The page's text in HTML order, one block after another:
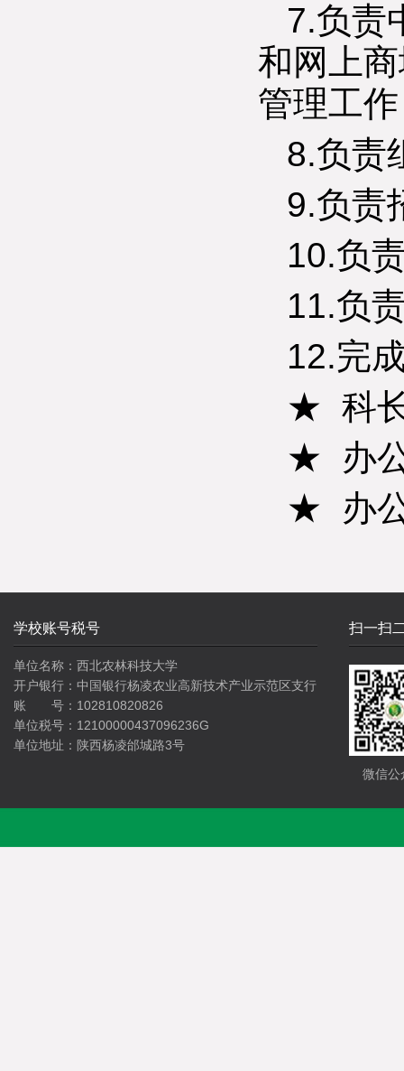
7.负责
和网上
管理工
8.负责
9.负责
10.负
11.负
12.完
★ 科
★ 办公
★ 办公
学校账号税号
单位名称：西北农林科技大学
开户银行：中国银行杨凌农业高新技术产业示范区支行
账 号：102810820826
单位税号：12100000437096236G
单位地址：陕西杨凌邰城路3号
扫一扫
微信公